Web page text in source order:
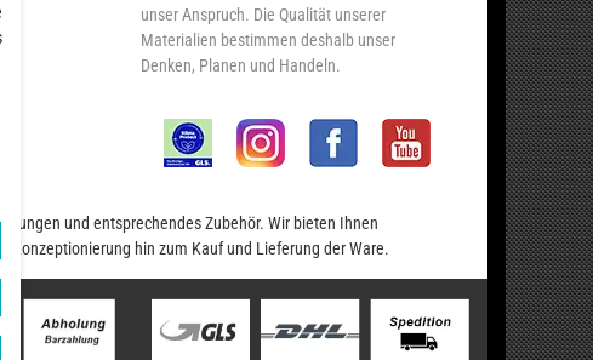
unser Anspruch. Die Qualität unserer
Materialien bestimmen deshalb unser
Denken, Planen und Handeln.
und entsprechendes Zubehör. Wir bieten Ihnen
Konzeptionierung hin zum Kauf und Lieferung der Ware.